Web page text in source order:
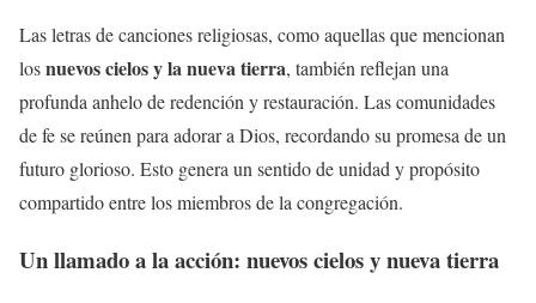
Las letras de canciones religiosas, como aquellas que mencionan
losnuevos cielos y la nueva tierra, también reflejan una
profunda anhelo de redención y restauración. Las comunidades
de fe se reúnen para adorar a Dios, recordando su promesa de un
futuro glorioso. Esto genera un sentido de unidad y propósito
compartido entre los miembros de la congregación.
Un llamado a la acción: nuevos cielos y nueva tierra